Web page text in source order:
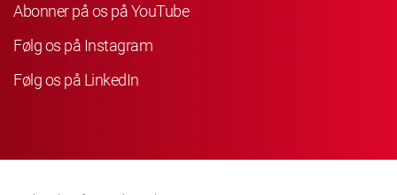
Abonner på os på YouTube
Følg os på Instagram
Følg os på LinkedIn